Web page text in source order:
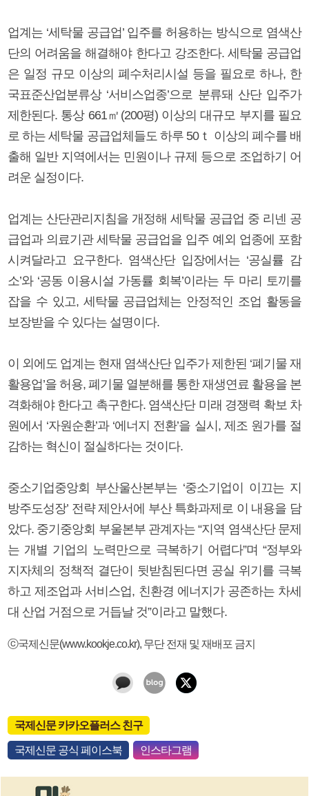
업계는 ‘세탁물 공급업’ 입주를 허용하는 방식으로 염색산
단의 어려움을 해결해야 한다고 강조한다. 세탁물 공급업
은 일정 규모 이상의 폐수처리시설 등을 필요로 하나, 한
국표준산업분류상 ‘서비스업종’으로 분류돼 산단 입주가
제한된다. 통상 661㎡(200평) 이상의 대규모 부지를 필요
로 하는 세탁물 공급업체들도 하루 50ｔ 이상의 폐수를 배
출해 일반 지역에서는 민원이나 규제 등으로 조업하기 어
려운 실정이다.
업계는 산단관리지침을 개정해 세탁물 공급업 중 리넨 공
급업과 의료기관 세탁물 공급업을 입주 예외 업종에 포함
시켜달라고 요구한다. 염색산단 입장에서는 ‘공실률 감
소’와 ‘공동 이용시설 가동률 회복’이라는 두 마리 토끼를
잡을 수 있고, 세탁물 공급업체는 안정적인 조업 활동을
보장받을 수 있다는 설명이다.
이 외에도 업계는 현재 염색산단 입주가 제한된 ‘폐기물 재
활용업’을 허용, 폐기물 열분해를 통한 재생연료 활용을 본
격화해야 한다고 촉구한다. 염색산단 미래 경쟁력 확보 차
원에서 ‘자원순환’과 ‘에너지 전환’을 실시, 제조 원가를 절
감하는 혁신이 절실하다는 것이다.
중소기업중앙회 부산울산본부는 ‘중소기업이 이끄는 지
방주도성장’ 전략 제안서에 부산 특화과제로 이 내용을 담
았다. 중기중앙회 부울본부 관계자는 “지역 염색산단 문제
는 개별 기업의 노력만으로 극복하기 어렵다”며 “정부와
지자체의 정책적 결단이 뒷받침된다면 공실 위기를 극복
하고 제조업과 서비스업, 친환경 에너지가 공존하는 차세
대 산업 거점으로 거듭날 것”이라고 말했다.
ⓒ국제신문(www.kookje.co.kr), 무단 전재 및 재배포 금지
국제신문 카카오플러스 친구
국제신문 공식 페이스북 인스타그램